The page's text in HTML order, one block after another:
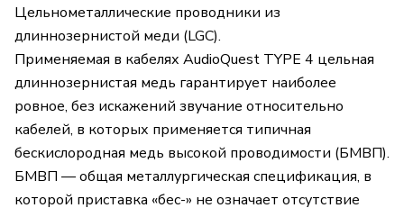
Цельнометаллические проводники из
длиннозернистой меди (LGC).
Применяемая в кабелях AudioQuest TYPE 4 цельная
длиннозернистая медь гарантирует наиболее
ровное, без искажений звучание относительно
кабелей, в которых применяется типичная
бескислородная медь высокой проводимости (БМВП).
БМВП — общая металлургическая спецификация, в
которой приставка «бес-» не означает отсутствие